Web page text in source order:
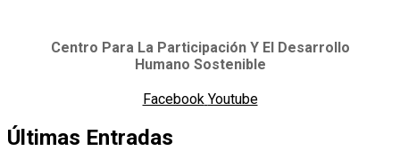
Centro Para La Participación Y El Desarrollo
Humano Sostenible
Facebook Youtube
Últimas Entradas